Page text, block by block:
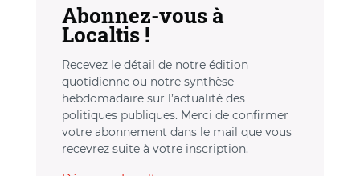
Abonnez-vous à
Localtis !
Recevez le détail de notre édition
quotidienne ou notre synthèse
hebdomadaire sur l’actualité des
politiques publiques. Merci de confirmer
votre abonnement dans le mail que vous
recevrez suite à votre inscription.